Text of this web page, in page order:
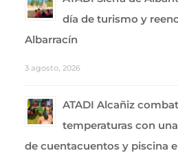
día de turismo y
Albarracín
3 agosto, 2026
ATADI Alcañiz
temperaturas con
de cuentacuentos y piscina